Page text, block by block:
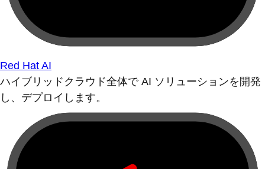
Red Hat AI
ハイブリッドクラウド全体で AI ソリューションを開発
し、デプロイします。